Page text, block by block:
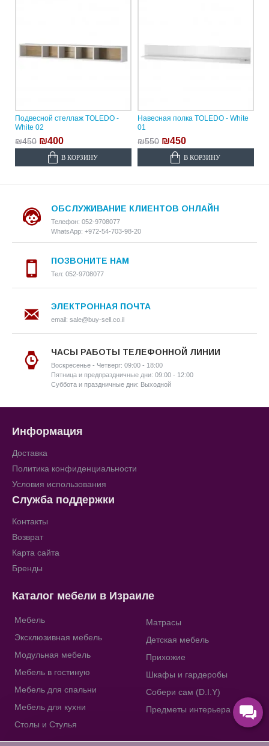
Подвесной стеллаж TOLEDO -
White 02
₪450 ₪400
В КОРЗИНУ
Навесная полка TOLEDO - White
01
₪550 ₪450
В КОРЗИНУ
ОБСЛУЖИВАНИЕ КЛИЕНТОВ ОНЛАЙН
Телефон: 052-9708077
WhatsApp: +972-54-703-98-20
ПОЗВОНИТЕ НАМ
Тел: 052-9708077
ЭЛЕКТРОННАЯ ПОЧТА
email: sale@buy-sell.co.il
ЧАСЫ РАБОТЫ ТЕЛЕФОННОЙ ЛИНИИ
Воскресенье - Четверг: 09:00 - 18:00
Пятница и предпраздничные дни: 09:00 - 12:00
Суббота и праздничные дни: Выходной
Информация
Доставка
Политика конфиденциальности
Условия использования
Служба поддержки
Контакты
Возврат
Карта сайта
Бренды
Каталог мебели в Израиле
Мебель
Эксклюзивная мебель
Модульная мебель
Мебель в гостиную
Мебель для спальни
Мебель для кухни
Столы и Стулья
Матрасы
Детская мебель
Прихожие
Шкафы и гардеробы
Собери сам (D.I.Y)
Предметы интерьера